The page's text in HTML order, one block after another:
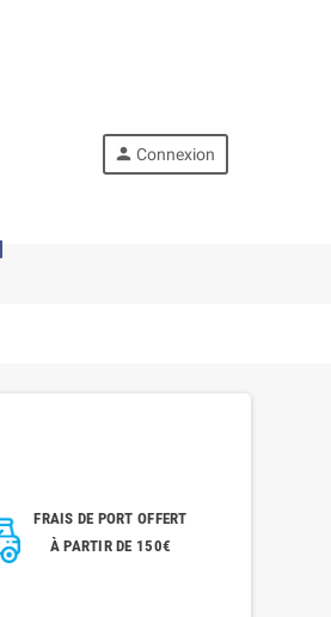
person Connexion
FRAIS DE PORT OFFERT
À PARTIR DE 150€